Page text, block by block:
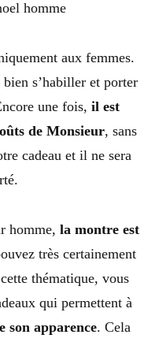
aux femmes.
s’habiller et porter
une fois, il est
de Monsieur, sans
cadeau et il ne sera
homme, la montre est
très certainement
thématique, vous
qui permettent à
son apparence. Cela